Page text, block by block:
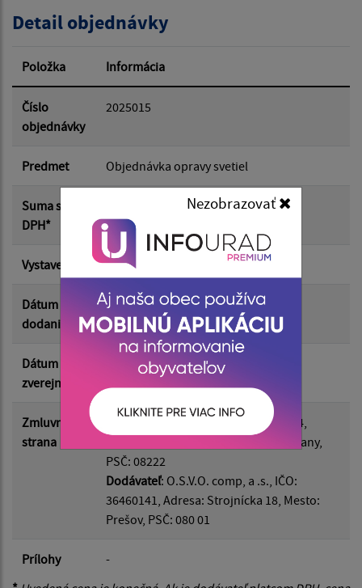
Nezobrazovať
Dátum od:
Dátum do:
Suma od:
Suma do:
Detail objednávky
Položka Informácia
Číslo
objednávky
2025015
Predmet Objednávka opravy svetiel
Suma s
DPH*
Vystavená 02.10.2025
Dátum
dodania
09.10.2025
Dátum
zverejnenia
09.03.2026
Zmluvná
strana
Odberateľ: Ostrovany, IČO: 00690554,
Adresa: Hlavná 60/29, Mesto: Ostrovany,
PSČ: 08222
Dodávateľ: O.S.V.O. comp, a .s., IČO:
36460141, Adresa: Strojnícka 18, Mesto:
Prešov, PSČ: 080 01
Prílohy
-